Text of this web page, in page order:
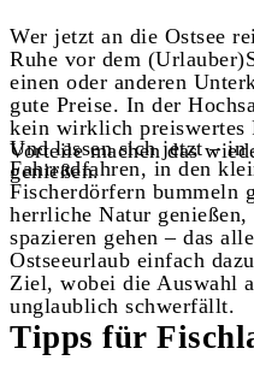
Wer jetzt an die Ostsee
Ruhe vor dem
einen oder anderen
gute Preise. In der
kein wirklich preiswertes
Vorteile machen das
Und lassen sich jetzt – in
genießen.
Fahrradfahren, in den
Fischerdörfern bummeln
herrliche Natur
spazieren gehen – das
Ostseeurlaub einfach
Ziel, wobei die Auswahl
unglaublich schwerfällt.
Tipps für